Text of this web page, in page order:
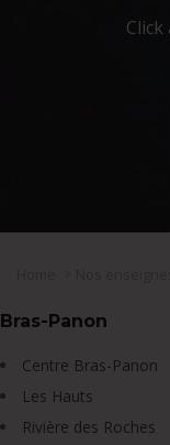
Bras-Panon
Centre Bras-Panon
Les Hauts
Rivière des Roches